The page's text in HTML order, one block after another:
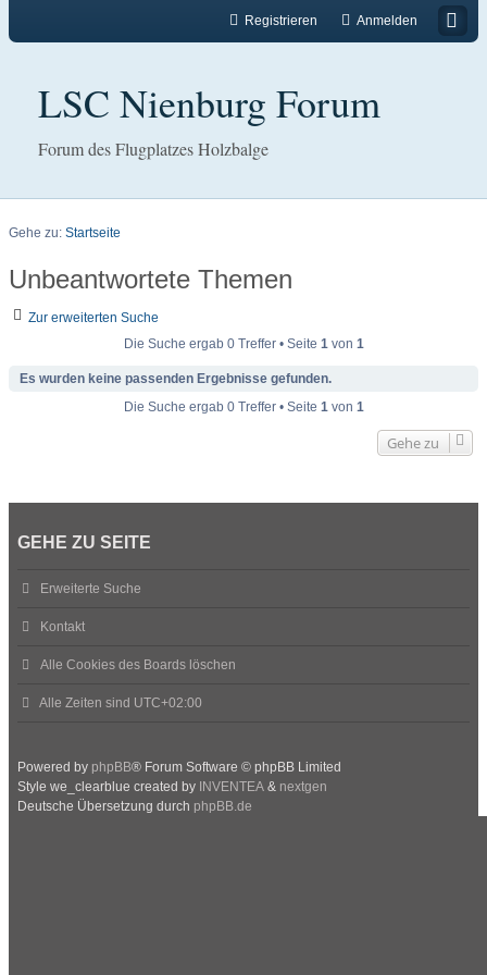
Anmelden
Registrieren
LSC Nienburg Forum
Forum des Flugplatzes Holzbalge
Gehe zu: Startseite
Unbeantwortete Themen
Zur erweiterten Suche
Die Suche ergab 0 Treffer • Seite 1von 1
Es wurden keine passenden Ergebnisse gefunden.
Die Suche ergab 0 Treffer • Seite 1von 1
Gehe zu
GEHE ZU SEITE
Erweiterte Suche
Kontakt
Alle Cookies des Boards löschen
Alle Zeiten sind UTC+02:00
Powered by phpBB® Forum Software © phpBB Limited
Style we_clearblue created by INVENTEA & nextgen
Deutsche Übersetzung durch phpBB.de